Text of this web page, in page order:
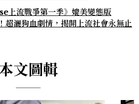
上流戰爭第一季》媲美變態版
灑狗血劇情，揭開上流社會永無止
文圖輯